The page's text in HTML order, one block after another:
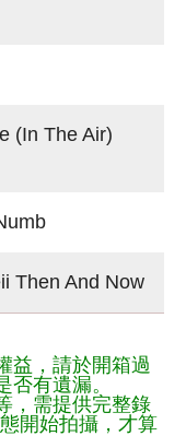
The Air)
Then And Now
益，請於開箱過
有遺漏。
，需提供完整錄
開始拍攝，才算